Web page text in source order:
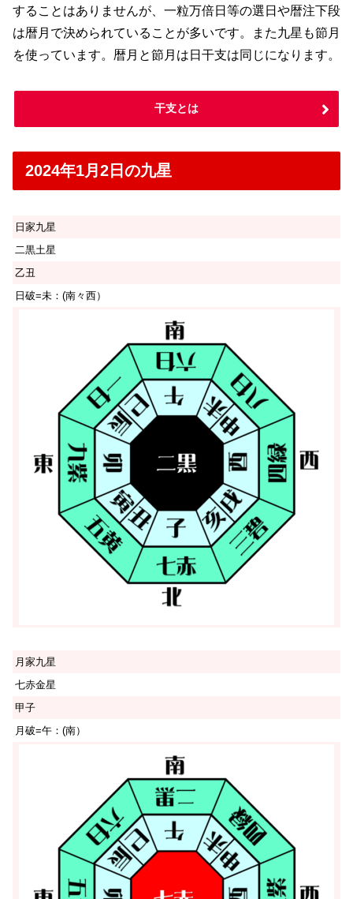
することはありませんが、一粒万倍日等の選日や暦注下段
は暦月で決められていることが多いです。また九星も節月
を使っています。暦月と節月は日干支は同じになります。
干支とは
2024年1月2日の九星
日家九星
二黒土星
乙丑
日破=未：(南々西）
月家九星
七赤金星
甲子
月破=午：(南）